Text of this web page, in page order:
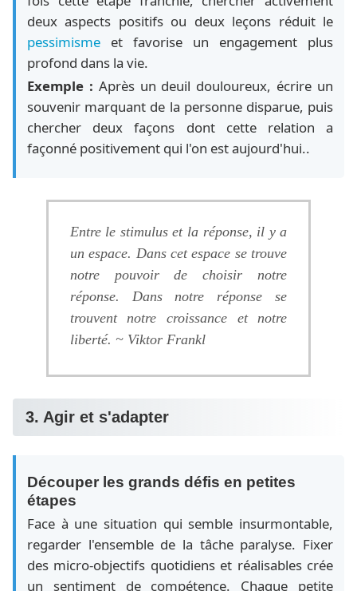
deux aspects positifs ou deux leçons réduit le
pessimisme et favorise un engagement plus
profond dans la vie.
Exemple : Après un deuil douloureux, écrire un
souvenir marquant de la personne disparue, puis
chercher deux façons dont cette relation a
façonné positivement qui l'on est aujourd'hui..
Entre le stimulus et la réponse, il y a
un espace. Dans cet espace se trouve
notre pouvoir de choisir notre
réponse. Dans notre réponse se
trouvent notre croissance et notre
liberté. ~ Viktor Frankl
3. Agir et s'adapter
Découper les grands défis en petites
étapes
Face à une situation qui semble insurmontable,
regarder l'ensemble de la tâche paralyse. Fixer
des micro-objectifs quotidiens et réalisables crée
un sentiment de compétence. Chaque petite